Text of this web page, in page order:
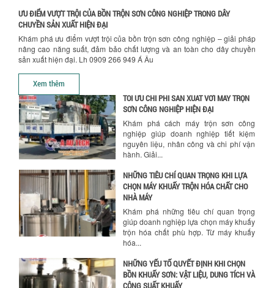
Hướng dẫn thanh toán mua hàng
ƯU ĐIỂM VƯỢT TRỘI CỦA BỒN TRỘN SƠN CÔNG NGHIỆP TRONG DÂY
CHUYỀN SẢN XUẤT HIỆN ĐẠI
Khám phá ưu điểm vượt trội của bồn trộn sơn công nghiệp – giải pháp
nâng cao năng suất, đảm bảo chất lượng và an toàn cho dây chuyền
sản xuất hiện đại. Lh 0909 266 949 Á Âu
Xem thêm
ƯU ĐÃI ĐẶC BIỆT: GIÁ MÁY KHUẤY SƠN
Ưu đãi đặc biệt: Giá máy khuấy sơn
công nghiệp giảm sốc lên đến 20%.
Tiết kiệm chi phí, nhận ngay máy
SƠN CÔNG NGHIỆP HIỆN ĐẠI
Khám phá cách máy trộn sơn công
nghiệp giúp doanh nghiệp tiết kiệm
nguyên liệu, nhân công và chi phí vận
hành. Giải...
CHỌN MÁY KHUẤY TRỘN HÓA CHẤT CHO
NHÀ MÁY
Khám phá những tiêu chí quan trọng
giúp doanh nghiệp lựa chọn máy khuấy
trộn hóa chất phù hợp. Từ máy khuấy
hóa...
BỒN KHUẤY SƠN: VẬT LIỆU, DUNG TÍCH VÀ
CÔNG SUẤT KHUẤY